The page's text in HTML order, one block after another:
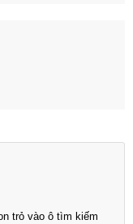
trỏ vào ô tìm kiếm